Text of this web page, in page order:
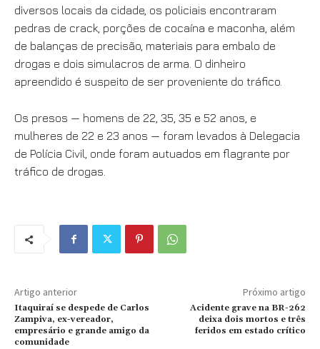
diversos locais da cidade, os policiais encontraram
pedras de crack, porções de cocaína e maconha, além
de balanças de precisão, materiais para embalo de
drogas e dois simulacros de arma. O dinheiro
apreendido é suspeito de ser proveniente do tráfico.
Os presos — homens de 22, 35, 35 e 52 anos, e
mulheres de 22 e 23 anos — foram levados à Delegacia
de Polícia Civil, onde foram autuados em flagrante por
tráfico de drogas.
Artigo anterior
Itaquiraí se despede de Carlos
Zampiva, ex-vereador,
empresário e grande amigo da
comunidade
Próximo artigo
Acidente grave na BR-262
deixa dois mortos e três
feridos em estado crítico